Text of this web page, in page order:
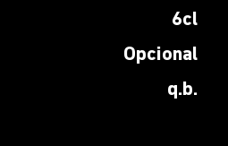
6cl
Opcional
q.b.